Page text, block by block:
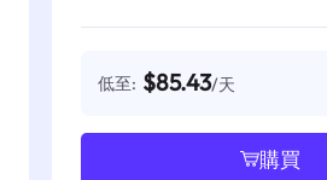
低至: $85.43/天
購買